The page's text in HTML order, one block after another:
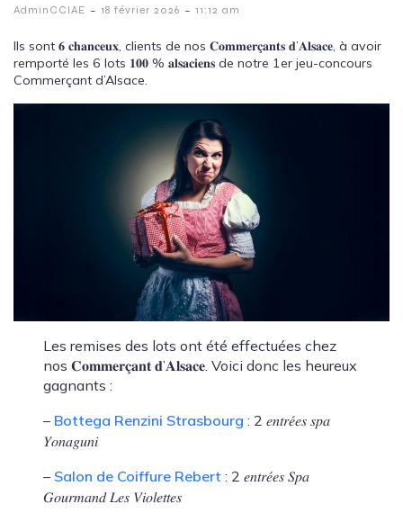
AdminCCIAE - 18 février 2026 - 11:12 am
Ils sont 𝟔 𝐜𝐡𝐚𝐧𝐜𝐞𝐮𝐱, clients de nos 𝐂𝐨𝐦𝐦𝐞𝐫𝐜̧𝐚𝐧𝐭𝐬 𝐝’𝐀𝐥𝐬𝐚𝐜𝐞, à avoir
remporté les 6 lots 𝟏𝟎𝟎 % 𝐚𝐥𝐬𝐚𝐜𝐢𝐞𝐧𝐬 de notre 1er jeu-concours
Commerçant d’Alsace.
Les remises des lots ont été effectuées chez
nos 𝐂𝐨𝐦𝐦𝐞𝐫𝐜̧𝐚𝐧𝐭 𝐝’𝐀𝐥𝐬𝐚𝐜𝐞. Voici donc les heureux
gagnants :
– Bottega Renzini Strasbourg : 2 𝑒𝑛𝑡𝑟𝑒́𝑒𝑠 𝑠𝑝𝑎
𝑌𝑜𝑛𝑎𝑔𝑢𝑛𝑖
– Salon de Coiffure Rebert : 2 𝑒𝑛𝑡𝑟𝑒́𝑒𝑠 𝑆𝑝𝑎
𝐺𝑜𝑢𝑟𝑚𝑎𝑛𝑑 𝐿𝑒𝑠 𝑉𝑖𝑜𝑙𝑒𝑡𝑡𝑒𝑠